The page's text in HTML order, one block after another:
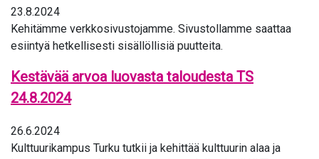
23.8.2024
Kehitämme verkkosivustojamme. Sivustollamme saattaa
esiintyä hetkellisesti sisällöllisiä puutteita.
Kestävää arvoa luovasta taloudesta TS
24.8.2024
26.6.2024
Kulttuurikampus Turku tutkii ja kehittää kulttuurin alaa ja